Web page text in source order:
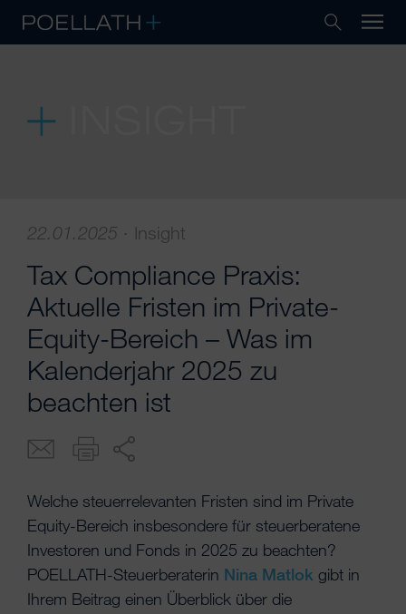
22.01.2025 · Insight
Tax Compliance Praxis:
Aktuelle Fristen im Private-
Equity-Bereich – Was im
Kalenderjahr 2025 zu
beachten ist
Welche steuerrelevanten Fristen sind im Private
Equity-Bereich insbesondere für steuerberatene
Investoren und Fonds in 2025 zu beachten?
POELLATH-Steuerberaterin Nina Matlok gibt in
Ihrem Beitrag einen Überblick über die